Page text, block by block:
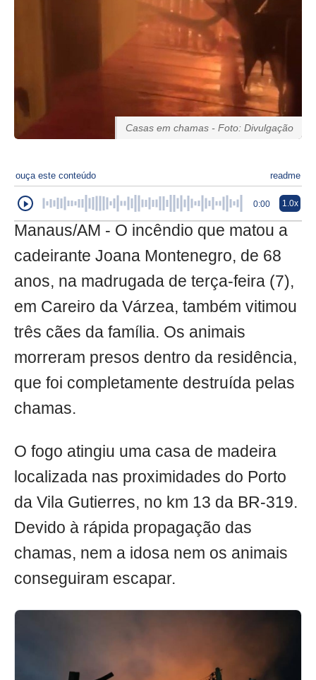
Casas em chamas - Foto: Divulgação
ouça este conteúdo readme
0:00 1.0x
Manaus/AM - O incêndio que matou a
cadeirante Joana Montenegro, de 68
anos, na madrugada de terça-feira (7),
em Careiro da Várzea, também vitimou
três cães da família. Os animais
morreram presos dentro da residência,
que foi completamente destruída pelas
chamas.
O fogo atingiu uma casa de madeira
localizada nas proximidades do Porto
da Vila Gutierres, no km 13 da BR-319.
Devido à rápida propagação das
chamas, nem a idosa nem os animais
conseguiram escapar.